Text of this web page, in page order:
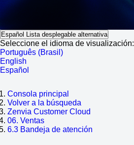
Español Lista desplegable alternativa
Seleccione el idioma de visualización:
Português (Brasil)
English
Español
Consola principal
Volver a la búsqueda
Zenvia Customer Cloud
06. Ventas
6.3 Bandeja de atención